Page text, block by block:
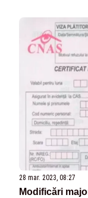
28 mar. 2023, 08:27
Modificări